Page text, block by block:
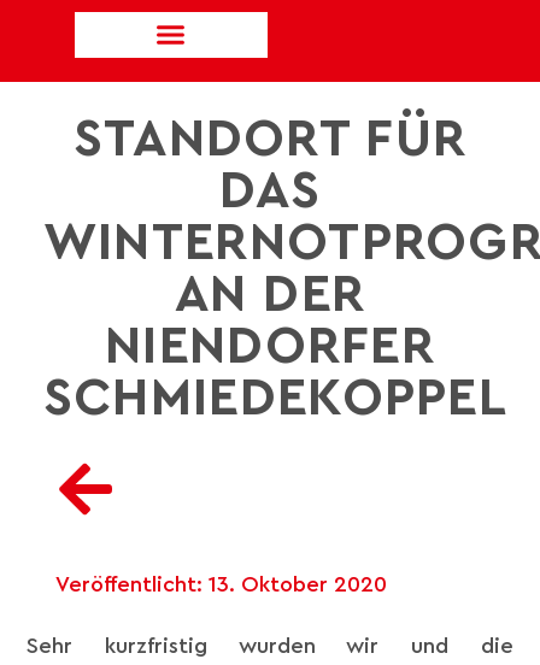
STANDORT FÜR
DAS
AN DER
NIENDORFER
SCHMIEDEKOPPEL
Veröffentlicht: 13. Oktober 2020
Sehr kurzfristig wurden wir und die